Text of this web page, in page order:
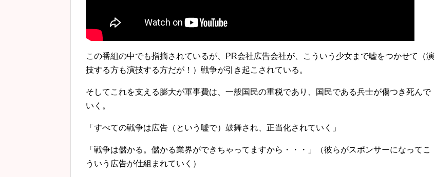
この番組の中でも指摘されているが、PR会社広告会社が、こういう少女まで嘘をつかせて（演
技する方も演技する方だが！）戦争が引き起こされている。
そしてこれを支える膨大が軍事費は、一般国民の重税であり、国民である兵士が傷つき死んで
いく。
「すべての戦争は広告（という嘘で）鼓舞され、正当化されていく」
「戦争は儲かる。儲かる業界ができちゃってますから・・・」（彼らがスポンサーになってこ
ういう広告が仕組まれていく）